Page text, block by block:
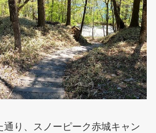
通り、スノーピーク赤城キャン